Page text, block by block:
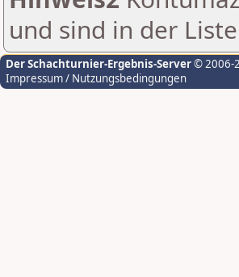
und sind in der
Der Schachturnier-Ergebnis-Server© 2006-
Impressum / Nutzungsbedingungen